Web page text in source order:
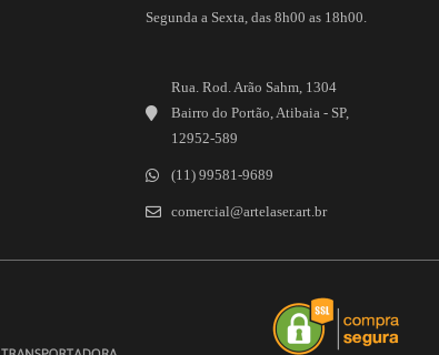
Segunda a Sexta, das 8h00 as 18h00.
Rua. Rod. Arão Sahm, 1304
Bairro do Portão, Atibaia - SP,
12952-589
(11) 99581-9689
comercial@artelaser.art.br